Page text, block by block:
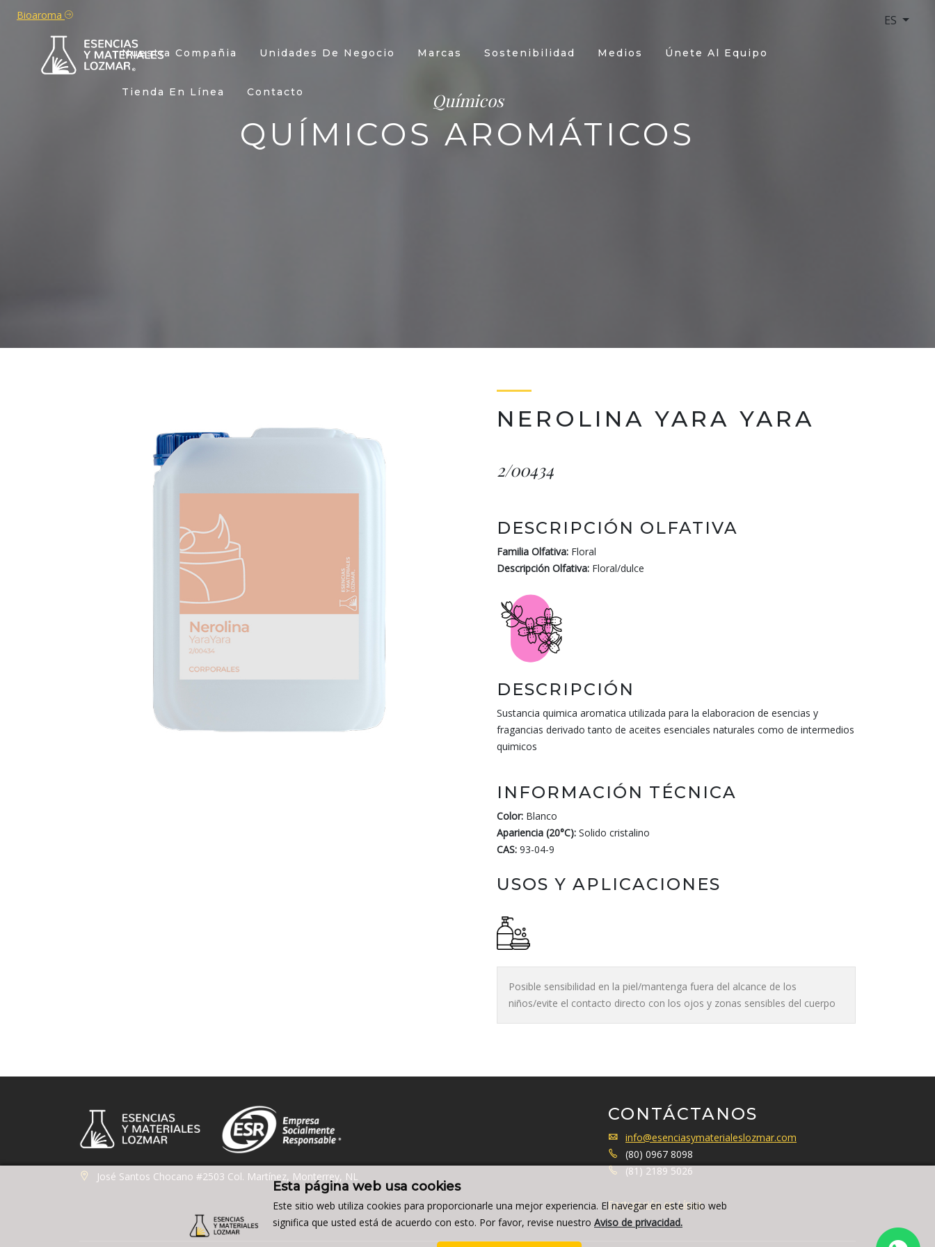
Esta página web usa cookies
Este sitio web utiliza cookies para proporcionarle una mejor experiencia. El navegar en este sitio web
significa que usted está de acuerdo con esto. Por favor, revise nuestro Aviso de privacidad.
Bioaroma ES
Nuestra Compañia Unidades De Negocio Marcas Sostenibilidad Medios Únete Al Equipo
Tienda En Línea Contacto Químicos
QUÍMICOS AROMÁTICOS
NEROLINA YARA YARA
2/00434
DESCRIPCIÓN OLFATIVA
Familia Olfativa: Floral
Descripción Olfativa: Floral/dulce
DESCRIPCIÓN
Sustancia quimica aromatica utilizada para la elaboracion de esencias y
fragancias derivado tanto de aceites esenciales naturales como de intermedios
quimicos
INFORMACIÓN TÉCNICA
Color: Blanco
Apariencia (20°C): Solido cristalino
CAS: 93-04-9
USOS Y APLICACIONES
Posible sensibilidad en la piel/mantenga fuera del alcance de los
niños/evite el contacto directo con los ojos y zonas sensibles del cuerpo
José Santos Chocano #2503 Col. Martínez, Monterrey, NL
CONTÁCTANOS
info@esenciasymaterialeslozmar.com
(80) 0967 8098
(81) 2189 5026
Facturación en Línea